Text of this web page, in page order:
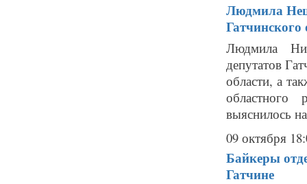
Людмила
Гатчинского
Людмила
депутатов
области, а
выяснилось
09 октября
Байкеры
Гатчине